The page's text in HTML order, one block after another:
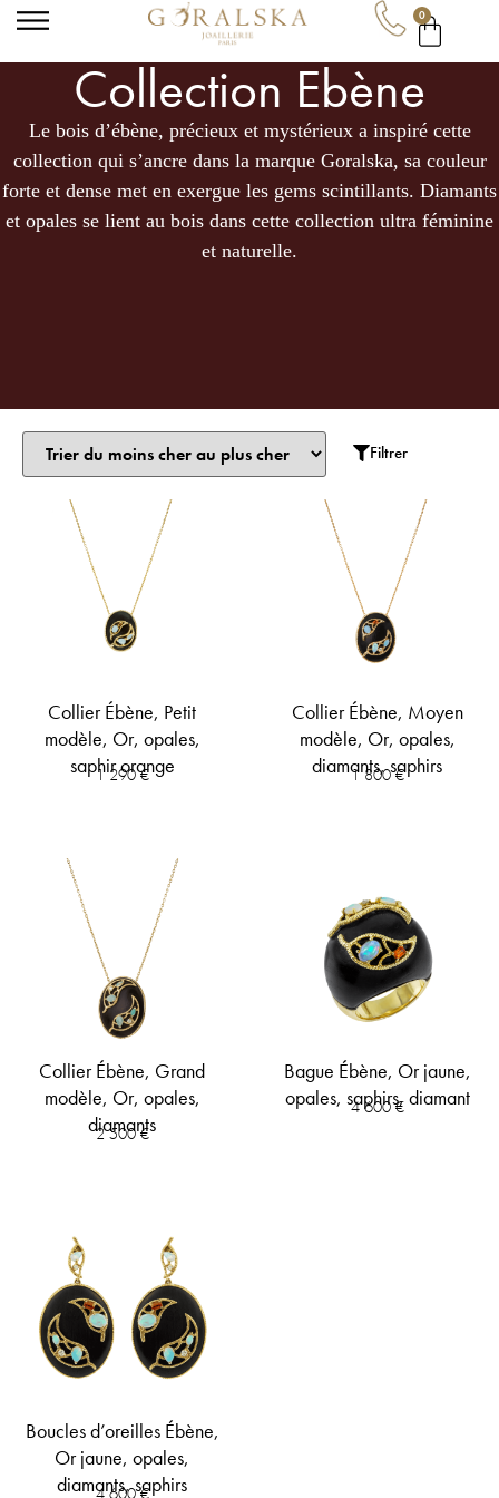
0
Collection Ebène
Le bois d’ébène, précieux et mystérieux a inspiré cette
collection qui s’ancre dans la marque Goralska, sa couleur
forte et dense met en exergue les gems scintillants. Diamants
et opales se lient au bois dans cette collection ultra féminine
et naturelle.
Filtrer
Collier Ébène, Petit
modèle, Or, opales,
saphir orange
1 290€
Collier Ébène, Moyen
modèle, Or, opales,
diamants, saphirs
1 800€
Collier Ébène, Grand
modèle, Or, opales,
diamants
2 500€
Bague Ébène, Or jaune,
opales, saphirs, diamant
4 600€
Boucles d’oreilles Ébène,
Or jaune, opales,
diamants, saphirs
4 600€
Garance
· Conseillère Goralska